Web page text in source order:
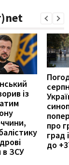
із
в ЗСУ
про
град
до